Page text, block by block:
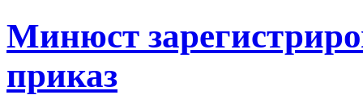
Минюст
приказ